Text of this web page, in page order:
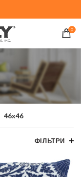
0
46x46
ФІЛЬТРИ